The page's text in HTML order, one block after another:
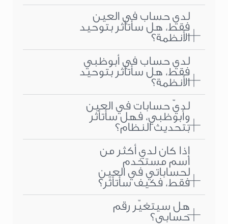
لدي حساب في العين
فقط، هل سأتأثر بتوحيد
الأنظمة؟
لدي حساب في أبوظبي
فقط، هل سأتأثر بتوحيد
الأنظمة؟
لديّ حسابات في العين
وأبوظبي، فهل سأتأثر
بتحديث النظام؟
إذا كان لدي أكثر من
اسم مستخدم
لحساباتي في العين
فقط، فكيف سأتأثر؟
هل سيتغيّر رقم
حسابي؟